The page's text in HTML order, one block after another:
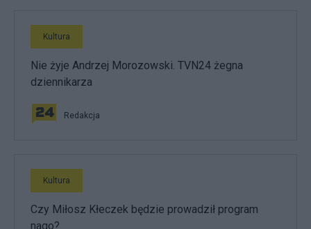
Kultura
Nie żyje Andrzej Morozowski. TVN24 żegna
dziennikarza
Redakcja
Kultura
Czy Miłosz Kłeczek będzie prowadził program
nago?